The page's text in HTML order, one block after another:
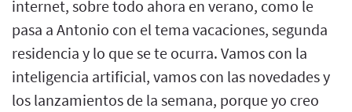
internet, sobre todo ahora en verano, como le
pasa a Antonio con el tema vacaciones, segunda
residencia y lo que se te ocurra. Vamos con la
inteligencia artificial, vamos con las novedades y
los lanzamientos de la semana, porque yo creo